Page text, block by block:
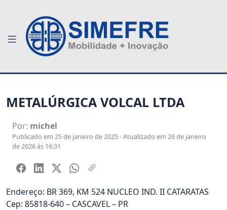
METALÚRGICA VOLCAL LTDA
Por: michel
Publicado em 25 de janeiro de 2025 - Atualizado em 26 de janeiro
de 2026 às 16:31
Endereço: BR 369, KM 524 NUCLEO IND. II CATARATAS
Cep: 85818-640 – CASCAVEL – PR